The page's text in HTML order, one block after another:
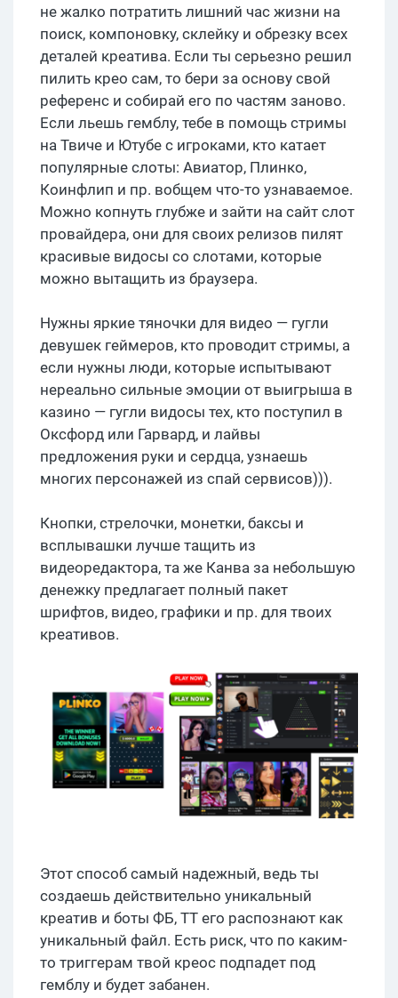
не жалко потратить лишний час жизни на
поиск, компоновку, склейку и обрезку всех
деталей креатива. Если ты серьезно решил
пилить крео сам, то бери за основу свой
референс и собирай его по частям заново.
Если льешь гемблу, тебе в помощь стримы
на Твиче и Ютубе с игроками, кто катает
популярные слоты: Авиатор, Плинко,
Коинфлип и пр. вобщем что-то узнаваемое.
Можно копнуть глубже и зайти на сайт слот
провайдера, они для своих релизов пилят
красивые видосы со слотами, которые
можно вытащить из браузера.
Нужны яркие тяночки для видео — гугли
девушек геймеров, кто проводит стримы, а
если нужны люди, которые испытывают
нереально сильные эмоции от выигрыша в
казино — гугли видосы тех, кто поступил в
Оксфорд или Гарвард, и лайвы
предложения руки и сердца, узнаешь
многих персонажей из спай сервисов))).
Кнопки, стрелочки, монетки, баксы и
всплывашки лучше тащить из
видеоредактора, та же Канва за небольшую
денежку предлагает полный пакет
шрифтов, видео, графики и пр. для твоих
креативов.
Этот способ самый надежный, ведь ты
создаешь действительно уникальный
креатив и боты ФБ, ТТ его распознают как
уникальный файл. Есть риск, что по каким-
то триггерам твой креос подпадет под
гемблу и будет забанен.